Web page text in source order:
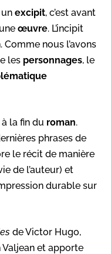
excipit, c’est avant
œuvre. L’incipit
nous l’avons
les personnages, le
la fin du roman.
phrases de
le récit de manière
de l’auteur) et
durable sur
de Victor Hugo,
Valjean et apporte